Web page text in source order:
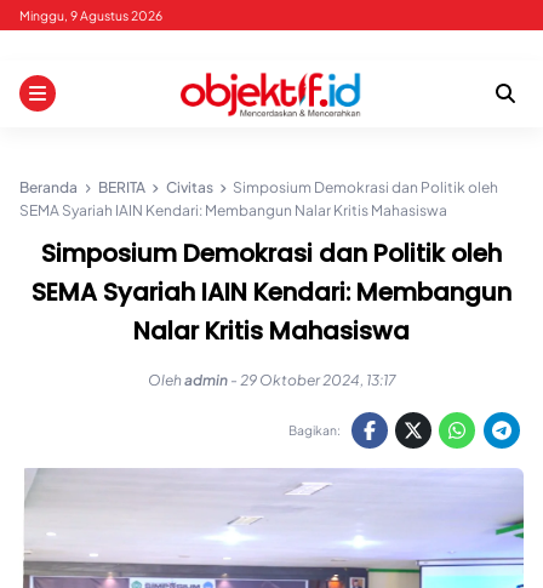
Skip
content
Minggu, 9 Agustus 2026
Beranda BERITA Civitas
Simposium Demokrasi dan Politik oleh
SEMA Syariah IAIN Kendari: Membangun Nalar Kritis Mahasiswa
Simposium Demokrasi dan Politik oleh
SEMA Syariah IAIN Kendari: Membangun
Nalar Kritis Mahasiswa
Olehadmin - 29 Oktober 2024, 13:17
Bagikan: